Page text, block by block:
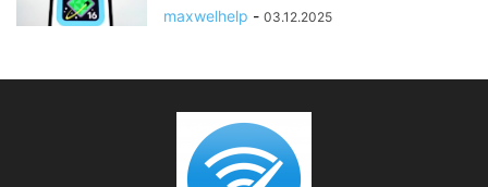
maxwelhelp - 03.12.2025